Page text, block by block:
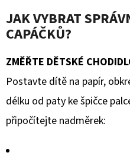
JAK VYBRAT
CAPÁČKŮ?
ZMĚŘTE DĚTSKÉ
Postavte dítě na papír,
délku od paty ke špičce
připočítejte nadměrek: